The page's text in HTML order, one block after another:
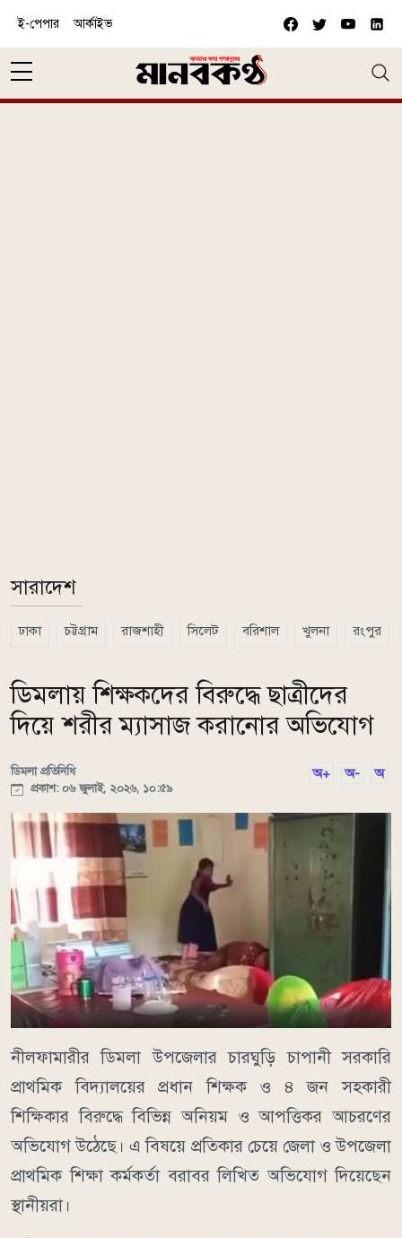
ই-পেপার আর্কাইভ
সারাদেশ
ঢাকা চট্টগ্রাম রাজশাহী সিলেট বরিশাল খুলনা রংপুর
ডিমলায় শিক্ষকদের বিরুদ্ধে ছাত্রীদের
দিয়ে শরীর ম্যাসাজ করানোর অভিযোগ
ডিমলা প্রতিনিধি
প্রকাশ: ০৬ জুলাই, ২০২৬, ১০:৫৯
অ+ অ- অ
নীলফামারীর ডিমলা উপজেলার চারঘুড়ি চাপানী সরকারি
প্রাথমিক বিদ্যালয়ের প্রধান শিক্ষক ও ৪ জন সহকারী
শিক্ষিকার বিরুদ্ধে বিভিন্ন অনিয়ম ও আপত্তিকর আচরণের
অভিযোগ উঠেছে। এ বিষয়ে প্রতিকার চেয়ে জেলা ও উপজেলা
প্রাথমিক শিক্ষা কর্মকর্তা বরাবর লিখিত অভিযোগ দিয়েছেন
স্থানীয়রা।